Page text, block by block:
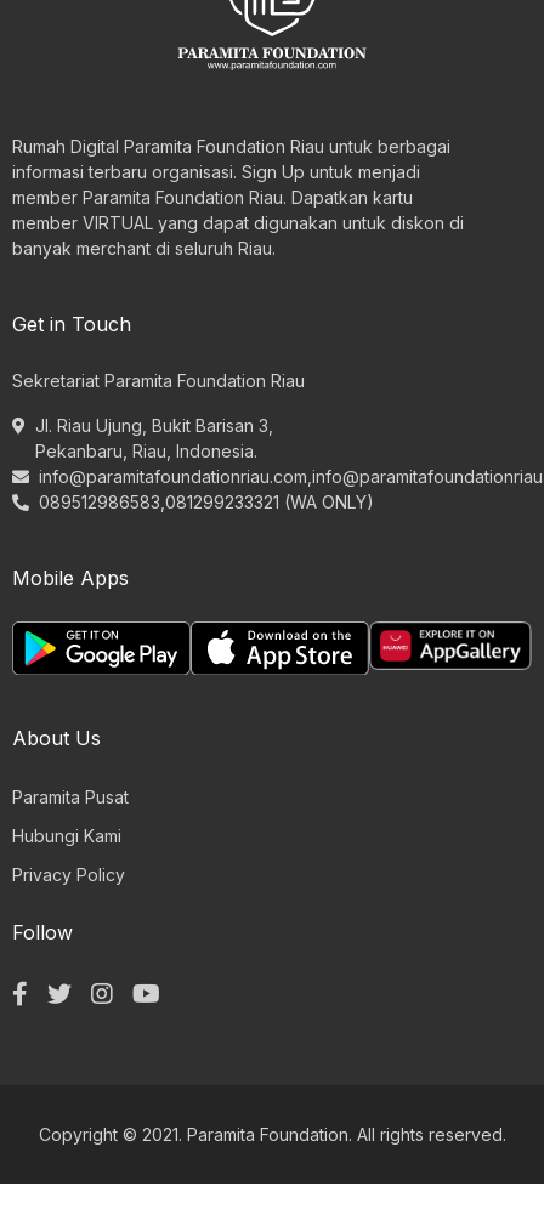
Rumah Digital Paramita Foundation Riau untuk berbagai
informasi terbaru organisasi. Sign Up untuk menjadi
member Paramita Foundation Riau. Dapatkan kartu
member VIRTUAL yang dapat digunakan untuk diskon di
banyak merchant di seluruh Riau.
Get in Touch
Sekretariat Paramita Foundation Riau
Jl. Riau Ujung, Bukit Barisan 3,
Pekanbaru, Riau, Indonesia.
info@paramitafoundationriau.com
089512986583,081299233321 (WA ONLY)
Mobile Apps
About Us
Paramita Pusat
Hubungi Kami
Privacy Policy
Follow
Copyright © 2021. Paramita Foundation. All rights reserved.